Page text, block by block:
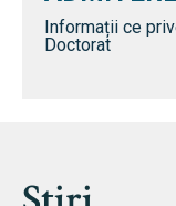
Informații ce
Doctorat